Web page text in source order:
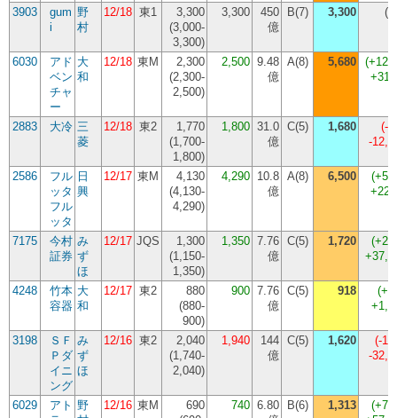
3903
gum
i
野
村
12/18 東1
3,300
(3,000-
3,300)
3,300
450
億
B(7) 3,300 (
6030
アド
ベン
チャ
ー
大
和
12/18 東M
2,300
(2,300-
2,500)
2,500 9.48
億
A(8) 5,680 (
2883 大冷 三
菱
12/18 東2
1,770
(1,700-
1,800)
1,800 31.0
億
C(5) 1,680 (-
-
2586
フル
ッタ
フル
ッタ
日
興
12/17 東M
4,130
(4,130-
4,290)
4,290 10.8
億
A(8) 6,500 (
7175
今村
証券
み
ず
ほ
12/17 JQS
1,300
(1,150-
1,350)
1,350 7.76
億
C(5) 1,720 (
4248
竹本
容器
大
和
12/17 東2
880
(880-
900)
900 7.76
億
C(5) 918 (
3198
ＳＦ
Ｐダ
イニ
ング
み
ず
ほ
12/16 東2
2,040
(1,740-
2,040)
1,940
144
億
C(5) 1,620 (-
-
6029
アト 野
12/16 東M
690
740 6.80
B(6) 1,313 (